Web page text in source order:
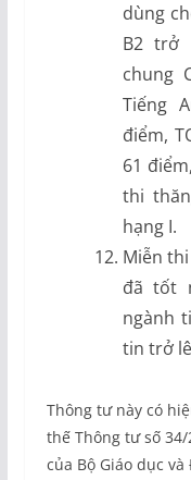
dùng
B2 trở
chung
Tiếng
điểm,
61
thi
hạng I.
Miễn
đã tốt
ngành
tin trở
Thông tư này có
thế Thông tư số 34/
của Bộ Giáo dục